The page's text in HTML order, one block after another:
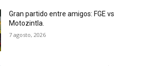
Gran partido entre amigos: FGE vs
Motozintla.
7 agosto, 2026